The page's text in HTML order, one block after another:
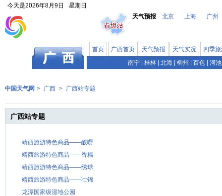
今天是2026年8月9日
星期日
天气预报
北京 上海 广州
首页 广西首页 天气预报 天气实况
四季
南宁
桂林 北海 柳州 百色 河池
中国天气网 > 广西 > 广西站专题
广西站专题
靖西旅游特色商品——酸嘢
靖西旅游特色商品——香糯
靖西旅游特色商品——绣球
靖西旅游特色商品——壮锦
龙潭国家级湿地公园